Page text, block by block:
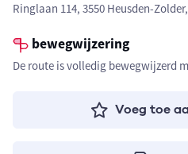
Ringlaan 114, 3550 Heusden-
bewegwijzering
De route is volledig bewegwijzerd
Voeg toe